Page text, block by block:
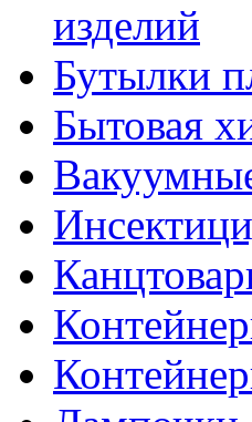
изделий
Бутылки
Бытовая